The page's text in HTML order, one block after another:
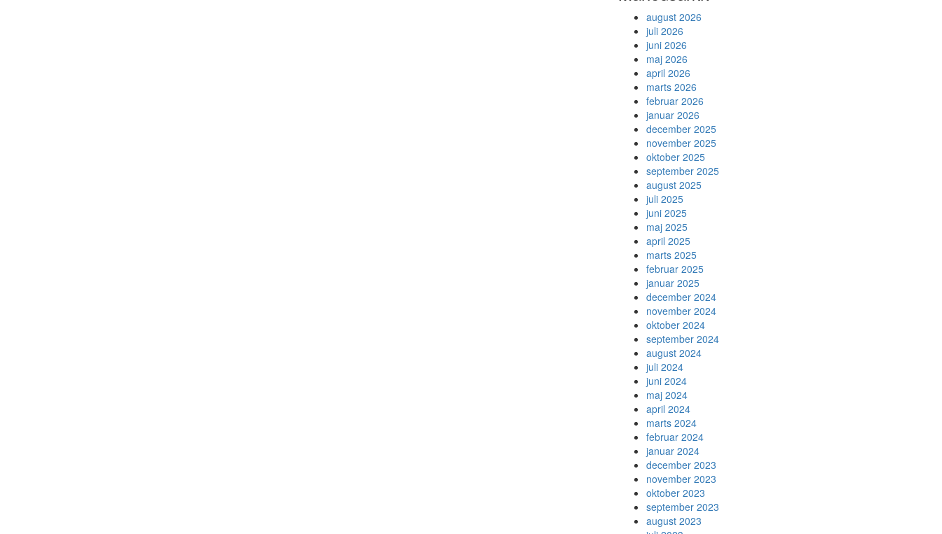
august 2026
juli 2026
juni 2026
maj 2026
april 2026
marts 2026
februar 2026
januar 2026
december 2025
november 2025
oktober 2025
september 2025
august 2025
juli 2025
juni 2025
maj 2025
april 2025
marts 2025
februar 2025
januar 2025
december 2024
november 2024
oktober 2024
september 2024
august 2024
juli 2024
juni 2024
maj 2024
april 2024
marts 2024
februar 2024
januar 2024
december 2023
november 2023
oktober 2023
september 2023
august 2023